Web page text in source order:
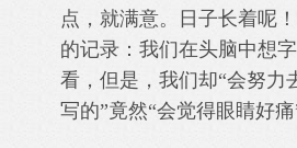
点，就满意。
日子长着呢！
的记录：我们在头脑中想
看，但是，我们却“会努力
写的”竟然“会觉得眼睛好痛